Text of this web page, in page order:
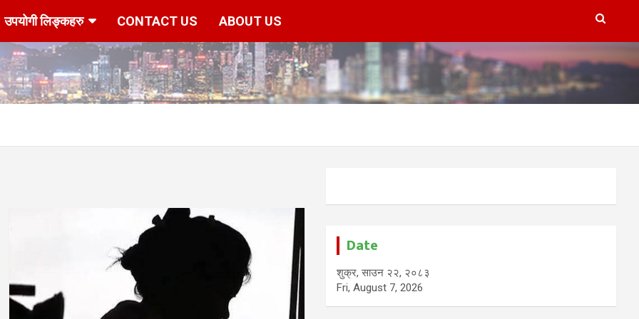
उपयोगी लिङ्कहरु CONTACT US ABOUT US
Date
शुक्र, साउन २२, २०८३
Fri, August 7, 2026